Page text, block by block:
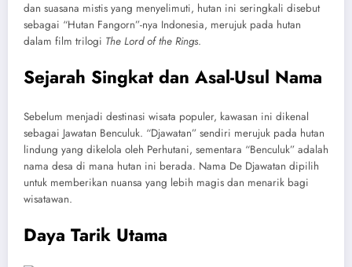
dan suasana mistis yang menyelimuti, hutan ini seringkali disebut
sebagai “Hutan Fangorn”-nya Indonesia, merujuk pada hutan
dalam film trilogi The Lord of the Rings.
Sejarah Singkat dan Asal-Usul Nama
Sebelum menjadi destinasi wisata populer, kawasan ini dikenal
sebagai Jawatan Benculuk. “Djawatan” sendiri merujuk pada hutan
lindung yang dikelola oleh Perhutani, sementara “Benculuk” adalah
nama desa di mana hutan ini berada. Nama De Djawatan dipilih
untuk memberikan nuansa yang lebih magis dan menarik bagi
wisatawan.
Daya Tarik Utama